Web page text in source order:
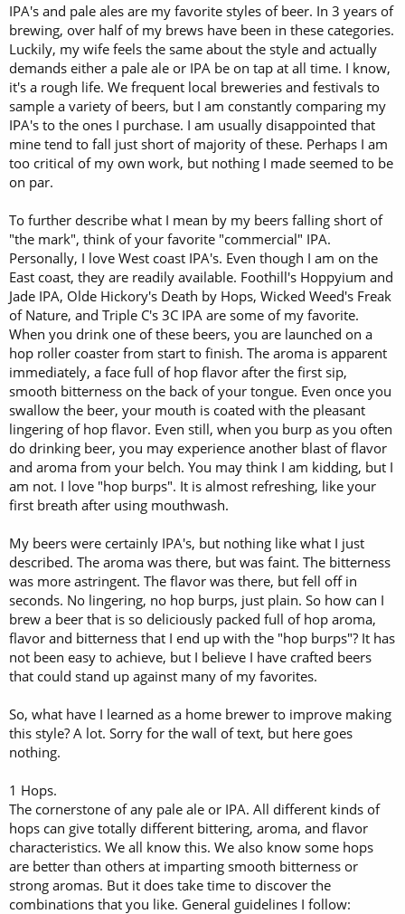
IPA's and pale ales are my favorite styles of beer. In 3 years of
brewing, over half of my brews have been in these categories.
Luckily, my wife feels the same about the style and actually
demands either a pale ale or IPA be on tap at all time. I know,
it's a rough life. We frequent local breweries and festivals to
sample a variety of beers, but I am constantly comparing my
IPA's to the ones I purchase. I am usually disappointed that
mine tend to fall just short of majority of these. Perhaps I am
too critical of my own work, but nothing I made seemed to be
on par.
To further describe what I mean by my beers falling short of
"the mark", think of your favorite "commercial" IPA.
Personally, I love West coast IPA's. Even though I am on the
East coast, they are readily available. Foothill's Hoppyium and
Jade IPA, Olde Hickory's Death by Hops, Wicked Weed's Freak
of Nature, and Triple C's 3C IPA are some of my favorite.
When you drink one of these beers, you are launched on a
hop roller coaster from start to finish. The aroma is apparent
immediately, a face full of hop flavor after the first sip,
smooth bitterness on the back of your tongue. Even once you
swallow the beer, your mouth is coated with the pleasant
lingering of hop flavor. Even still, when you burp as you often
do drinking beer, you may experience another blast of flavor
and aroma from your belch. You may think I am kidding, but I
am not. I love "hop burps". It is almost refreshing, like your
first breath after using mouthwash.
My beers were certainly IPA's, but nothing like what I just
described. The aroma was there, but was faint. The bitterness
was more astringent. The flavor was there, but fell off in
seconds. No lingering, no hop burps, just plain. So how can I
brew a beer that is so deliciously packed full of hop aroma,
flavor and bitterness that I end up with the "hop burps"? It has
not been easy to achieve, but I believe I have crafted beers
that could stand up against many of my favorites.
So, what have I learned as a home brewer to improve making
this style? A lot. Sorry for the wall of text, but here goes
nothing.
1 Hops.
The cornerstone of any pale ale or IPA. All different kinds of
hops can give totally different bittering, aroma, and flavor
characteristics. We all know this. We also know some hops
are better than others at imparting smooth bitterness or
strong aromas. But it does take time to discover the
combinations that you like. General guidelines I follow: